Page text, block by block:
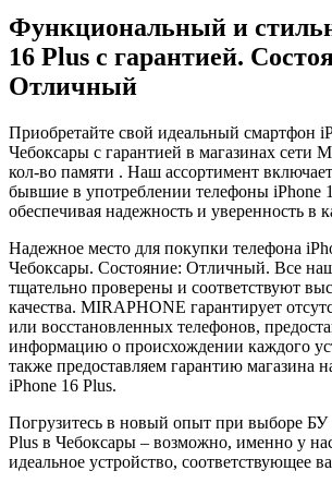
Функциональный и
16 Plus с гарантией.
Отличный
Приобретайте свой идеальный смартфон
Чебоксары с гарантией в магазинах сети
кол-во памяти . Наш ассортимент
бывшие в употреблении телефоны iPhone
обеспечивая надежность и уверенность в
Надежное место для покупки телефона
Чебоксары. Состояние: Отличный. Все
тщательно проверены и соответствуют
качества. MIRAPHONE гарантирует
или восстановленных телефонов,
информацию о происхождении каждого
также предоставляем гарантию магазина
iPhone 16 Plus.
Погрузитесь в новый опыт при выборе БУ
Plus в Чебоксары – возможно, именно у
идеальное устройство, соответствующее